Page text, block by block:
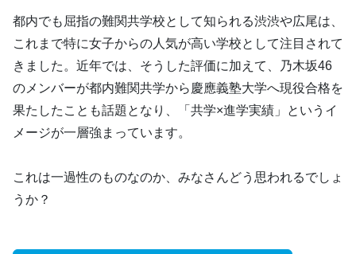
都内でも屈指の難関共学校として知られる渋渋や広尾は、
これまで特に女子からの人気が高い学校として注目されて
きました。近年では、そうした評価に加えて、乃木坂46
のメンバーが都内難関共学から慶應義塾大学へ現役合格を
果たしたことも話題となり、「共学×進学実績」というイ
メージが一層強まっています。
これは一過性のものなのか、みなさんどう思われるでしょ
うか？